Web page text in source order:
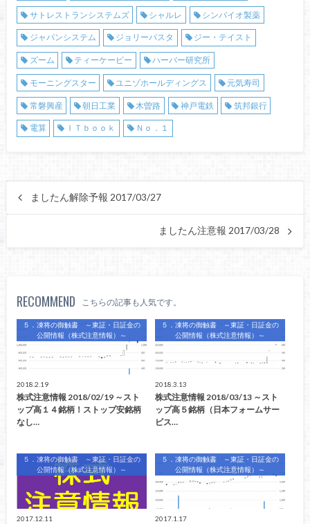
サトレストランシステムズ シャルレ シンバイオ製薬
ジャパンシステム ジョリーパスタ ジー・テイスト
ズーム ティーケーピー ハーバー研究所
モーニングスター ユニゾホールディングス 元気寿司
常磐興産 朝日工業 木曽路 神戸電鉄 筑邦銀行
電算 ＩＴｂｏｏｋ Ｎｏ．１
ましたん解除予報 2017/03/27
ましたん注意報 2017/03/28
RECOMMEND こちらの記事も人気です。
５．凍将の御触書 ～東証・日証金の
公開情報（株式注意情報）～
2018.2.19
株式注意情報 2018/02/19 ～スト
ップ高１４銘柄！ストップ安銘柄
なし…
５．凍将の御触書 ～東証・日証金の
公開情報（株式注意情報）～
2018.3.13
株式注意情報 2018/03/13 ～スト
ップ高５銘柄（日本フォームサー
ビス…
５．凍将の御触書 ～東証・日証金の
公開情報（株式注意情報）～
2017.12.11
５．凍将の御触書 ～東証・日証金の
公開情報（株式注意情報）～
2017.1.17